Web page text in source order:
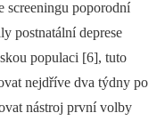
screeningu poporodní
postnatální deprese
populaci [6], tuto
nejdříve dva týdny po
nástroj první volby